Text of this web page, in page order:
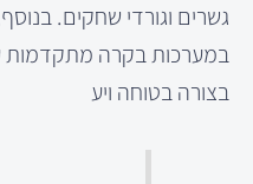
גשרים וגורדי שחקים.
במערכות בקרה מתקדמות
בצורה בטוחה ויע